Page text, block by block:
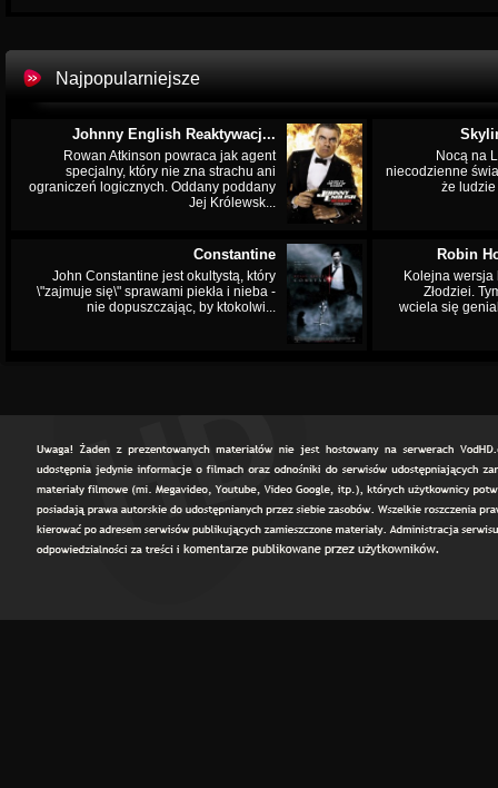
Najpopularniejsze
Johnny English Reaktywacj...
Rowan Atkinson powraca jak agent
specjalny, który nie zna strachu ani
ograniczeń logicznych. Oddany poddany
Jej Królewsk...
Nocą na
niecodzienne
że
Constantine
John Constantine jest okultystą, który
\"zajmuje się\" sprawami piekła i nieba -
nie dopuszczając, by ktokolwi...
Robin
Kolejna wersja
Złodziei.
wciela się